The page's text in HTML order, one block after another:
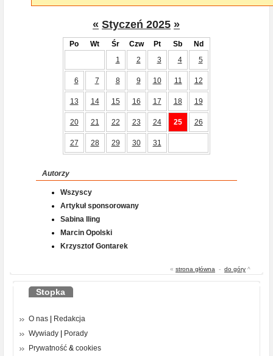
« Styczeń 2025 »
Po Wt Śr Czw Pt Sb
Nd
1
2 3 4 5
6 7 8 9 10 11 12
13 14 15 16 17 18 19
20 21 22 23 24 25 26
27 28 29 30 31
Autorzy
Wszyscy
Artykuł sponsorowany
Sabina Iling
Marcin Opolski
Krzysztof Gontarek
« strona główna - do góry ^
Stopka
O nas
Redakcja
Wywiady
Porady
Prywatność & cookies